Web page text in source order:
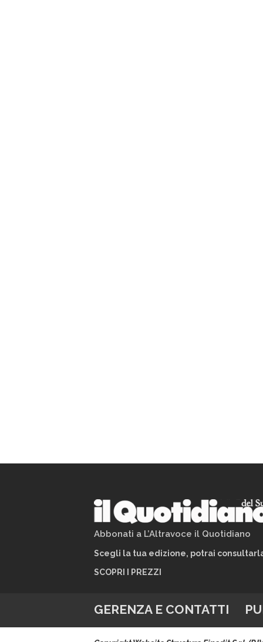
Abbonati a L’Altravoce il Quotidiano
Scegli la tua edizione, potrai
SCOPRI I PREZZI
GERENZA E CONTATTI